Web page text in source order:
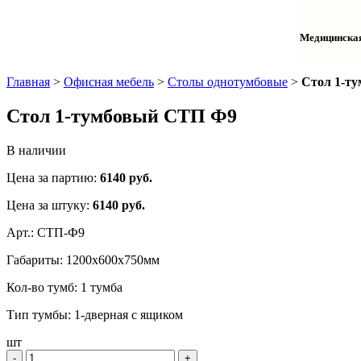
Шкафы
Тумбы
Главная > Офисная мебель > Столы однотумбовые > Стол 1-
Стол 1-тумбовый СТП Ф9
В наличии
Цена за партию: 6140 руб.
Цена за штуку: 6140 руб.
Арт.: СТП-Ф9
Габариты: 1200х600х750мм
Кол-во тумб: 1 тумба
Тип тумбы: 1-дверная с ящиком
шт
‐
+